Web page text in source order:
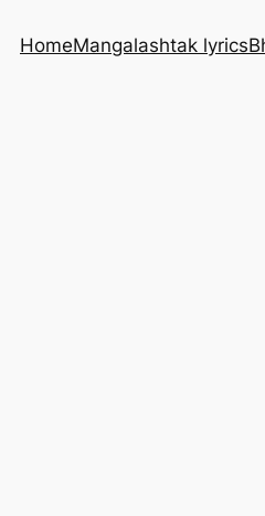
HomeMangalashtak lyrics